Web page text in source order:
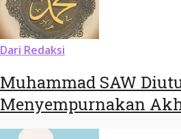
Dari Redaksi
Muhammad SAW
Menyempurnakan